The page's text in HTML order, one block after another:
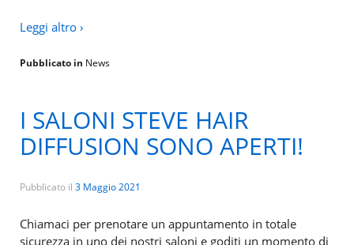
Leggi altro ›
Pubblicato in News
I SALONI STEVE HAIR
DIFFUSION SONO APERTI!
Pubblicato il 3 Maggio 2021
Chiamaci per prenotare un appuntamento in totale
sicurezza in uno dei nostri saloni e goditi un momento di